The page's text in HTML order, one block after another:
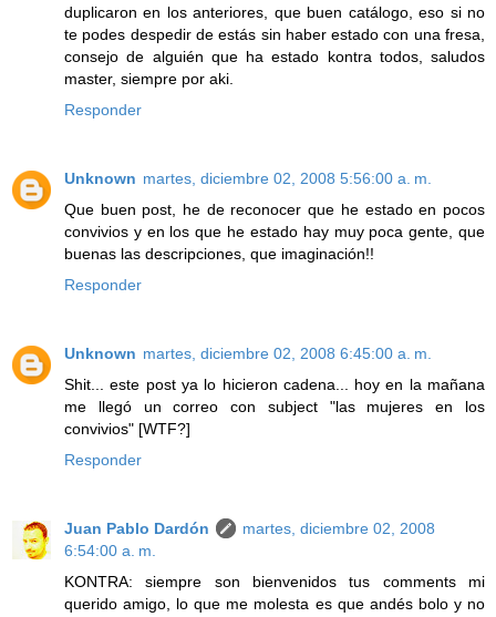
duplicaron en los anteriores, que buen catálogo, eso si no
te podes despedir de estás sin haber estado con una fresa,
consejo de alguién que ha estado kontra todos, saludos
master, siempre por aki.
Responder
Unknown martes, diciembre 02, 2008 5:56:00 a. m.
Que buen post, he de reconocer que he estado en pocos
convivios y en los que he estado hay muy poca gente, que
buenas las descripciones, que imaginación!!
Responder
Unknown martes, diciembre 02, 2008 6:45:00 a. m.
Shit... este post ya lo hicieron cadena... hoy en la mañana
me llegó un correo con subject "las mujeres en los
convivios" [WTF?]
Responder
Juan Pablo Dardón
martes, diciembre 02, 2008
6:54:00 a. m.
KONTRA: siempre son bienvenidos tus comments mi
querido amigo, lo que me molesta es que andés bolo y no